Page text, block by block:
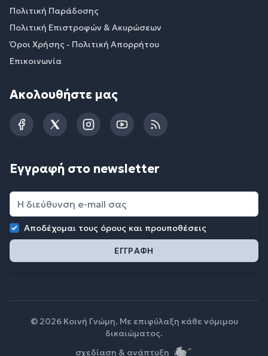
Πολιτική Παράδοσης
Πολιτική Επιστροφών & Ακυρώσεων
Όροι Χρήσης - Πολιτική Απορρήτου
Επικοινωνία
Ακολουθήστε μας
FacebookTwitterInstagramYouTubeRSS
Εγγραφή στο newsletter
Αποδέχομαι τους όρους και προυποθέσεις
© 2026 Κοινή Γνώμη. Με επιφύλαξη κάθε νόμιμου
δικαιώματος.
σχεδίαση & ανάπτυξη